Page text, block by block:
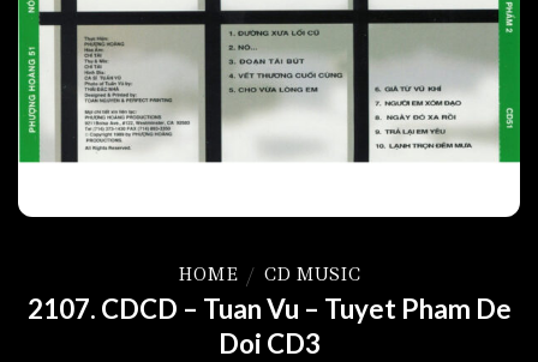
HOME / CD MUSIC
2107. CDCD – Tuan Vu – Tuyet Pham De
Doi CD3